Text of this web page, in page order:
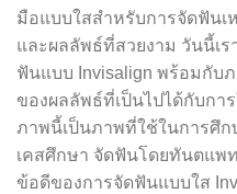
มือแบบใสสำหรับการจัดฟัน
และผลลัพธ์ที่สวยงาม วันนี้เ
ฟันแบบ Invisalign พร้อมกับ
ของผลลัพธ์ที่เป็นไปได้กับกา
ภาพนี้เป็นภาพที่ใช้ในการศึ
เคสศึกษา จัดฟันโดยทันตแพ
ข้อดีของการจัดฟันแบบใส